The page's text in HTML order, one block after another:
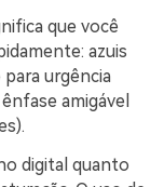
que você
azuis
urgência
amigável
digital quanto